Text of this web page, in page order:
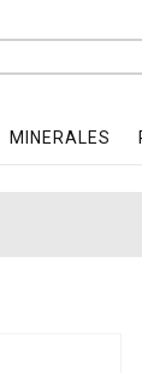
MINERALES